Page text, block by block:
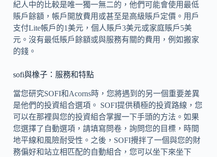
紀人中的比較是唯一獨一無二的，他們可能會使用最低
賬戶餘額，帳戶開放費用或甚至是高級賬戶定價。用戶
支付Lite帳戶的1美元，個人賬戶3美元或家庭賬戶5美
元。沒有最低賬戶餘額或與服務有關的費用，例如搬家
的錢。
sofi與橡子：服務和特點
當您研究SOFI和Acorns時，您將遇到的另一個重要差異
是他們的投資組合選項。 SOFI提供積極的投資路線，您
可以在那裡與您的投資組合掌握一下手頭的方法。如果
您選擇了自動選項，請填寫問卷，詢問您的目標，時間
地平線和風險耐受性。之後，SOFI攪拌了一個與您的財
務偏好和站立相匹配的自動組合，您可以坐下來坐下